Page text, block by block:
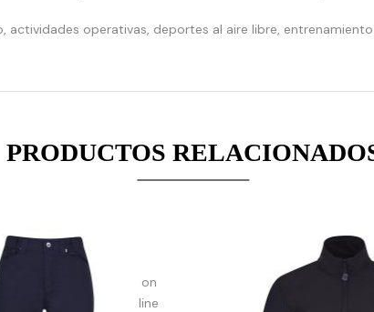
operativas, deportes al aire libre,
PRODUCTOS
Expected
be an
given
in
on
line